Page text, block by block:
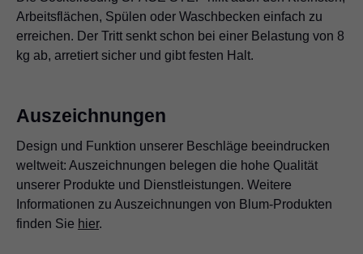
Arbeitsflächen, Spülen oder Waschbecken einfach zu
erreichen. Der Tritt senkt schon bei einer Belastung von 8
kg ab, arretiert sicher und gibt festen Halt.
Auszeichnungen
Design und Funktion unserer Beschläge beeindrucken
weltweit: Auszeichnungen belegen die hohe Qualität
unserer Produkte und Dienstleistungen. Weitere
Informationen zu Auszeichnungen von Blum-Produkten
finden Sie hier.